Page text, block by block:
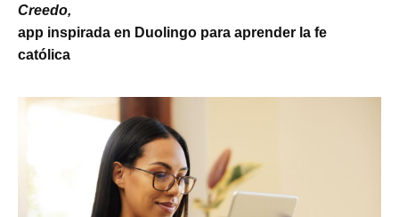
Creedo,
app inspirada en Duolingo para aprender la fe
católica